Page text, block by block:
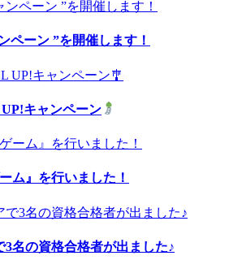
ペーン ”を開催します！
キャンペーン
ム』を行いました！
3名の資格合格者が出ました♪